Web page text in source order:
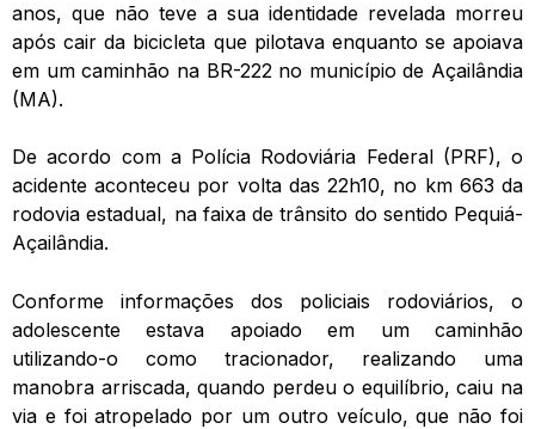
anos, que não teve a sua identidade revelada morreu
após cair da bicicleta que pilotava enquanto se apoiava
em um caminhão na BR-222 no município de Açailândia
(MA).
De acordo com a Polícia Rodoviária Federal (PRF), o
acidente aconteceu por volta das 22h10, no km 663 da
rodovia estadual, na faixa de trânsito do sentido Pequiá-
Açailândia.
Conforme informações dos policiais rodoviários, o
adolescente estava apoiado em um caminhão
utilizando-o como tracionador, realizando uma
manobra arriscada, quando perdeu o equilíbrio, caiu na
via e foi atropelado por um outro veículo, que não foi